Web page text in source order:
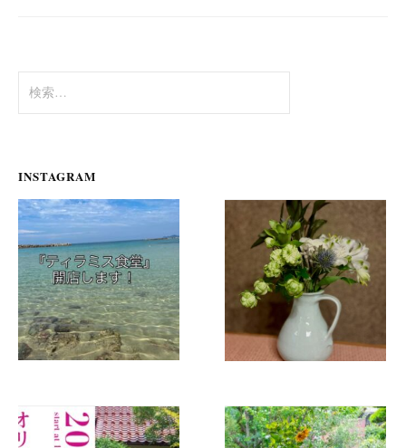
索:
INSTAGRAM